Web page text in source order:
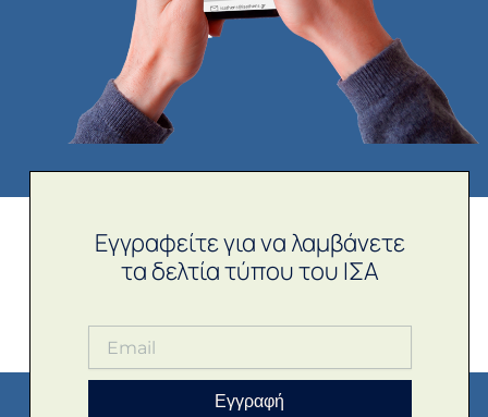
Εγγραφείτε για να λαμβάνετε
τα δελτία τύπου του ΙΣΑ
Εγγραφή